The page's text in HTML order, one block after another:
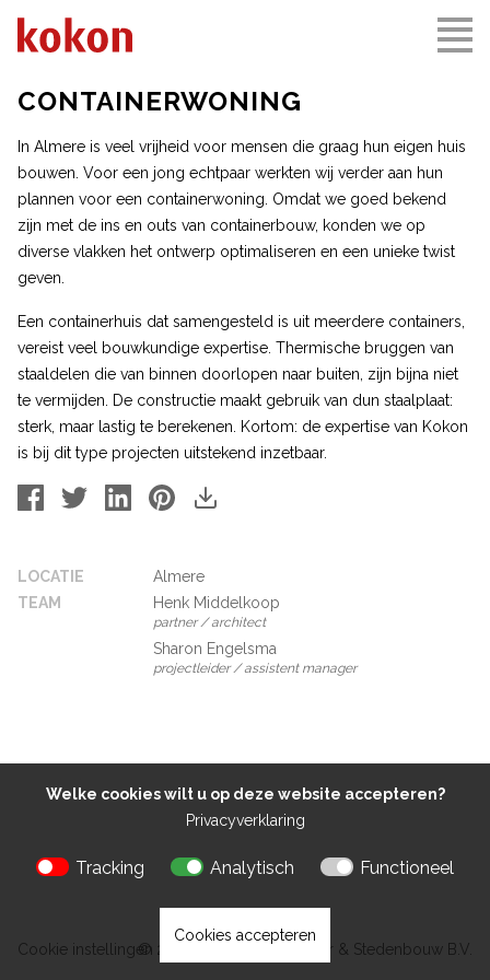
Welke cookies wilt u op deze website accepteren?
Privacyverklaring
Tracking Analytisch Functioneel
Cookies accepteren
CONTAINERWONING
In Almere is veel vrijheid voor mensen die graag hun eigen huis
bouwen. Voor een jong echtpaar werkten wij verder aan hun
plannen voor een containerwoning. Omdat we goed bekend
zijn met de ins en outs van containerbouw, konden we op
diverse vlakken het ontwerp optimaliseren en een unieke twist
geven.
Een containerhuis dat samengesteld is uit meerdere containers,
vereist veel bouwkundige expertise. Thermische bruggen van
staaldelen die van binnen doorlopen naar buiten, zijn bijna niet
te vermijden. De constructie maakt gebruik van dun staalplaat:
sterk, maar lastig te berekenen. Kortom: de expertise van Kokon
is bij dit type projecten uitstekend inzetbaar.
LOCATIE
Almere
TEAM
Henk Middelkoop
partner / architect
Sharon Engelsma
projectleider / assistent manager
Cookie instellingen© 2026 Kokon Architectuur & Stedenbouw B.V.